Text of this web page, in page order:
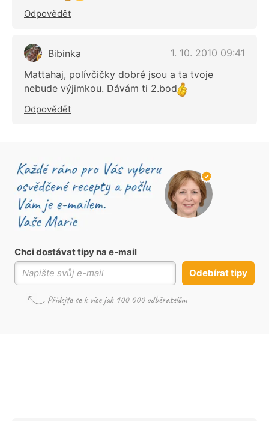
Odpovědět
Bibinka
1. 10. 2010 09:41
Mattahaj, polívčičky dobré jsou a ta tvoje
nebude výjimkou. Dávám ti 2.bod
Odpovědět
Chci dostávat tipy na e-mail
Odebírat tipy